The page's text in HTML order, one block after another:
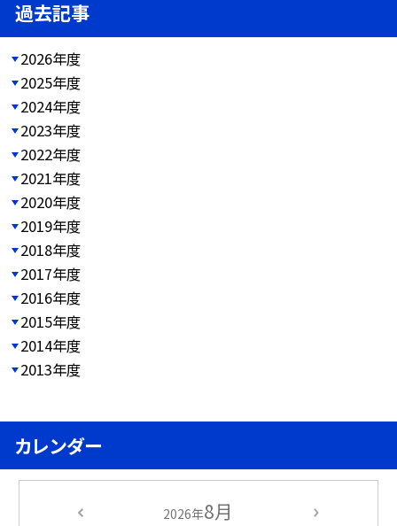
過去記事
2026年度
2025年度
2024年度
2023年度
2022年度
2021年度
2020年度
2019年度
2018年度
2017年度
2016年度
2015年度
2014年度
2013年度
カレンダー
2026年8月